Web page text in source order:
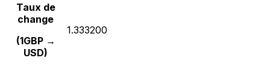
Taux de
change
(1GBP →
USD)
1.333200